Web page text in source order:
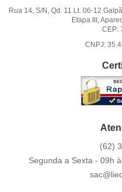
Rua 14, S/N, Qd. 11 Lt. 06-12
Etapa III,
CEP:
CNPJ:
(62)
Segunda a Sexta - 09h